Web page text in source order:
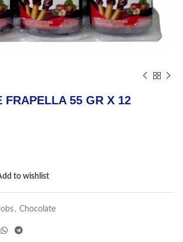
FRAPELLA 55 GR X 12
to wishlist
, Chocolate